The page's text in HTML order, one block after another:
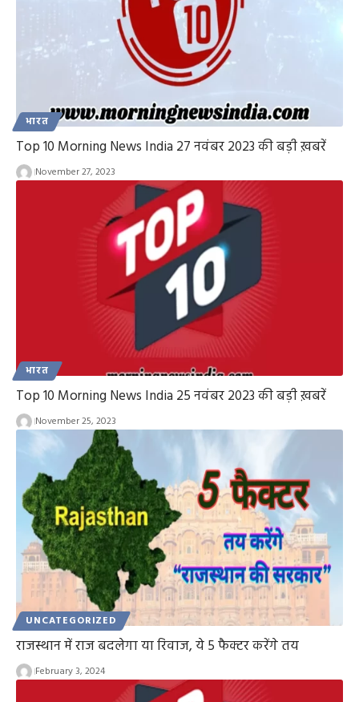
भारत
Top 10 Morning News India 27 नवंबर 2023 की बड़ी ख़बरें
November 27, 2023
भारत
Top 10 Morning News India 25 नवंबर 2023 की बड़ी ख़बरें
November 25, 2023
UNCATEGORIZED
राजस्थान में राज बदलेगा या रिवाज, ये 5 फैक्टर करेंगे तय
February 3, 2024